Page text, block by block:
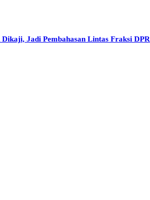
Jadi Pembahasan Lintas Fraksi DPR